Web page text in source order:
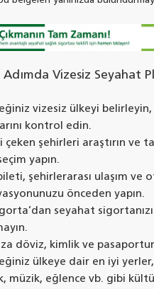
Adımda Vizesiz Seyahat
vizesiz ülkeyi
kontrol edin.
çeken şehirleri araştırın ve
yapın.
şehirlerarası ulaşım ve
önceden yapın.
seyahat sigortanızı
döviz, kimlik ve
ülkeye dair en iyi
müzik, eğlence vb. gibi